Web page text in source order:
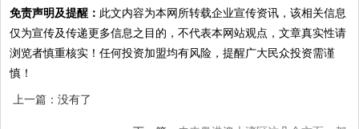
免责声明及提醒： 此文内容为本网所转载企业宣传资讯，该相关信息
仅为宣传及传递更多信息之目的，不代表本网站观点，文章真实性请
浏览者慎重核实！任何投资加盟均有风险，提醒广大民众投资需谨
慎！
上一篇：没有了